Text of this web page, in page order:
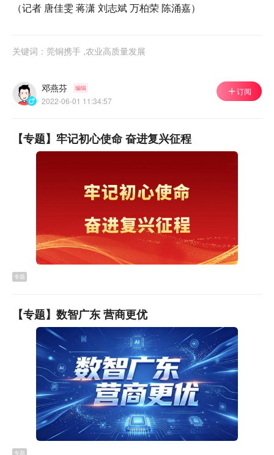
（记者 唐佳雯 蒋潇 刘志斌 万柏荣 陈涌嘉）
关键词：莞铜携手 ,农业高质量发展
邓燕芬 编辑
2022-06-01 11:34:57
订阅
【专题】牢记初心使命 奋进复兴征程
专题
【专题】数智广东 营商更优
专题